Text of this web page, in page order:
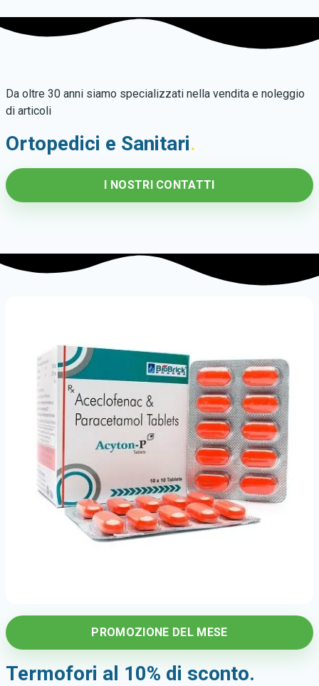
Da oltre 30 anni siamo specializzati nella vendita e noleggio
di articoli
Ortopedici e Sanitari.
I NOSTRI CONTATTI
PROMOZIONE DEL MESE
Termofori al 10% di sconto.